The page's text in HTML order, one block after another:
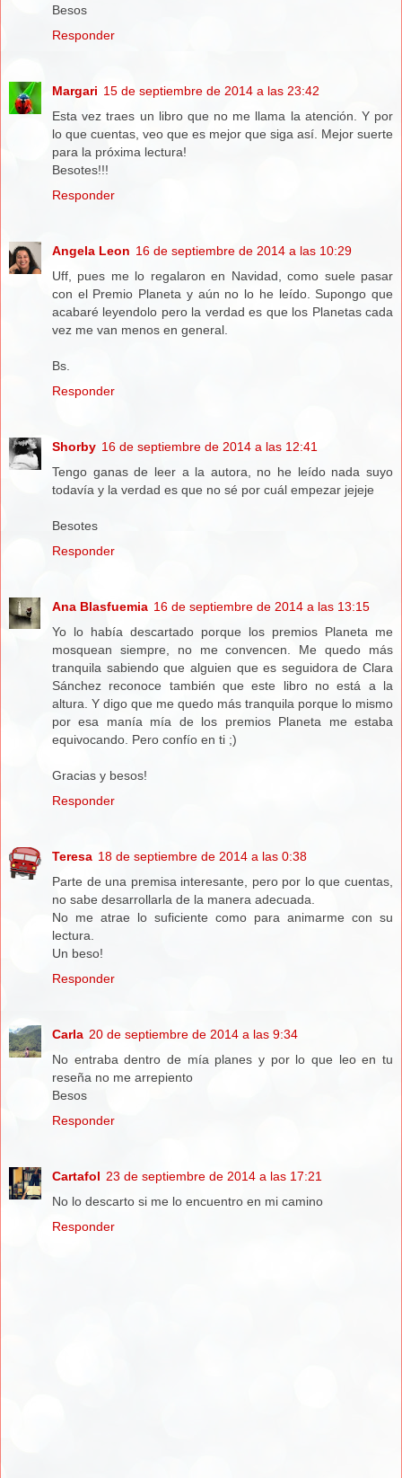
Besos
Responder
Margari 15 de septiembre de 2014 a las 23:42
Esta vez traes un libro que no me llama la atención. Y por
lo que cuentas, veo que es mejor que siga así. Mejor suerte
para la próxima lectura!
Besotes!!!
Responder
Angela Leon 16 de septiembre de 2014 a las 10:29
Uff, pues me lo regalaron en Navidad, como suele pasar
con el Premio Planeta y aún no lo he leído. Supongo que
acabaré leyendolo pero la verdad es que los Planetas cada
vez me van menos en general.
Bs.
Responder
Shorby 16 de septiembre de 2014 a las 12:41
Tengo ganas de leer a la autora, no he leído nada suyo
todavía y la verdad es que no sé por cuál empezar jejeje
Besotes
Responder
Ana Blasfuemia 16 de septiembre de 2014 a las 13:15
Yo lo había descartado porque los premios Planeta me
mosquean siempre, no me convencen. Me quedo más
tranquila sabiendo que alguien que es seguidora de Clara
Sánchez reconoce también que este libro no está a la
altura. Y digo que me quedo más tranquila porque lo mismo
por esa manía mía de los premios Planeta me estaba
equivocando. Pero confío en ti ;)
Gracias y besos!
Responder
Teresa 18 de septiembre de 2014 a las 0:38
Parte de una premisa interesante, pero por lo que cuentas,
no sabe desarrollarla de la manera adecuada.
No me atrae lo suficiente como para animarme con su
lectura.
Un beso!
Responder
Carla 20 de septiembre de 2014 a las 9:34
No entraba dentro de mía planes y por lo que leo en tu
reseña no me arrepiento
Besos
Responder
Cartafol 23 de septiembre de 2014 a las 17:21
No lo descarto si me lo encuentro en mi camino
Responder